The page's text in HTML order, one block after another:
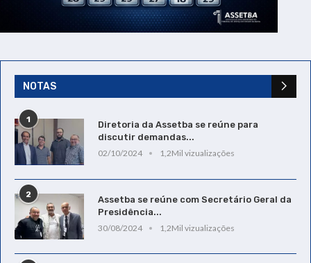
NOTAS
1
Diretoria da Assetba se reúne para
discutir demandas...
02/10/2024
1,2Mil vizualizações
2
Assetba se reúne com Secretário Geral da
Presidência...
30/08/2024
1,2Mil vizualizações